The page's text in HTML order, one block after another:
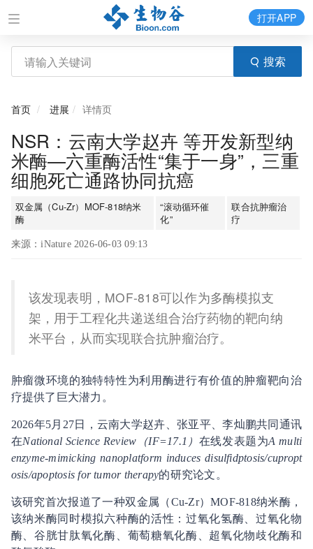
搜索
打开APP
首页 进展 详情页
NSR：云南大学赵卉 等开发新型纳
米酶—六重酶活性“集于一身”，三重
细胞死亡通路协同抗癌
双金属（Cu-Zr）MOF-818纳米
酶
“滚动循环催
化”
联合抗肿瘤治
疗
来源：iNature 2026-06-03 09:13
该发现表明，MOF-818可以作为多酶模拟支
架，用于工程化共递送组合治疗药物的靶向纳
米平台，从而实现联合抗肿瘤治疗。
肿瘤微环境的独特特性为利用酶进行有价值的肿瘤靶向治
疗提供了巨大潜力。
2026年5月27日，云南大学赵卉、张亚平、李灿鹏共同通讯
在National Science Review（IF=17.1） 在线发表题为A multi
enzyme-mimicking nanoplatform induces disulfidptosis/cupropt
osis/apoptosis for tumor therapy的研究论文。
该研究首次报道了一种双金属（Cu-Zr）MOF-818纳米酶，
该纳米酶同时模拟六种酶的活性：过氧化氢酶、过氧化物
酶、谷胱甘肽氧化酶、葡萄糖氧化酶、超氧化物歧化酶和